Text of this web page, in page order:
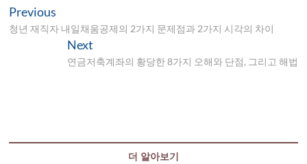
글
탐
Previous
post:
청년 재직자 내일채움공제의 2가지 문제점과 2가지 시각의 차이
NextNext
post:
연금저축계좌의 황당한 8가지 오해와 단점, 그리고 해법
더 알아보기